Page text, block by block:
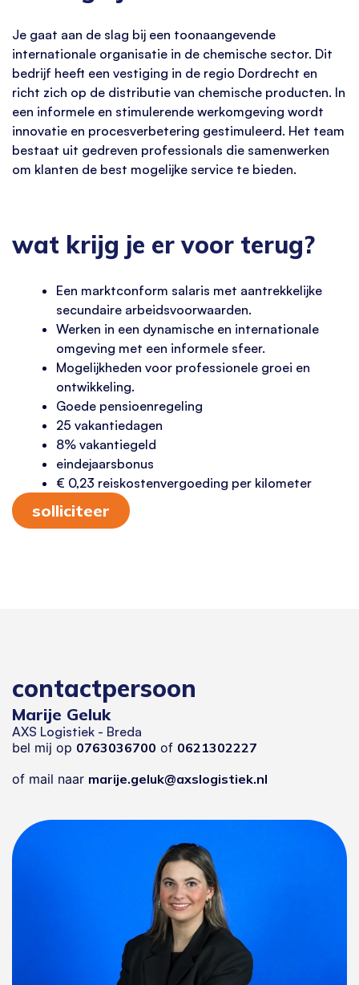
Je gaat aan de slag bij een toonaangevende
internationale organisatie in de chemische sector. Dit
bedrijf heeft een vestiging in de regio Dordrecht en
richt zich op de distributie van chemische producten. In
een informele en stimulerende werkomgeving wordt
innovatie en procesverbetering gestimuleerd. Het team
bestaat uit gedreven professionals die samenwerken
om klanten de best mogelijke service te bieden.
wat krijg je er voor terug?
Een marktconform salaris met aantrekkelijke
secundaire arbeidsvoorwaarden.
Werken in een dynamische en internationale
omgeving met een informele sfeer.
Mogelijkheden voor professionele groei en
ontwikkeling.
Goede pensioenregeling
25 vakantiedagen
8% vakantiegeld
eindejaarsbonus
€ 0,23 reiskostenvergoeding per kilometer
solliciteer
contactpersoon
Marije Geluk
AXS Logistiek - Breda
bel mij op 0763036700 of 0621302227
of mail naar marije.geluk@axslogistiek.nl